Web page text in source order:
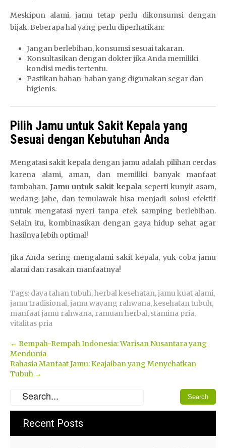
Meskipun alami, jamu tetap perlu dikonsumsi dengan
bijak. Beberapa hal yang perlu diperhatikan:
Jangan berlebihan, konsumsi sesuai takaran.
Konsultasikan dengan dokter jika Anda memiliki
kondisi medis tertentu.
Pastikan bahan-bahan yang digunakan segar dan
higienis.
Pilih Jamu untuk Sakit Kepala yang
Sesuai dengan Kebutuhan Anda
Mengatasi sakit kepala dengan jamu adalah pilihan cerdas
karena alami, aman, dan memiliki banyak manfaat
tambahan. Jamu untuk sakit kepalaseperti kunyit asam,
wedang jahe, dan temulawak bisa menjadi solusi efektif
untuk mengatasi nyeri tanpa efek samping berlebihan.
Selain itu, kombinasikan dengan gaya hidup sehat agar
hasilnya lebih optimal!
Jika Anda sering mengalami sakit kepala, yuk coba jamu
alami dan rasakan manfaatnya!
Tags: daya tahan tubuh,herbal kesehatan,jamu kuat alami,
jamu tradisional,jamu wayang rahwana,kesehatan tubuh,
manfaat jamu rahwana, ramuan herbal, stamina pria,
vitalitas pria
Post
navigation
← Rempah-Rempah Indonesia: Warisan Nusantara yang
Mendunia
Rahasia Manfaat Jamu: Keajaiban yang Menyehatkan
Tubuh →
Recent Posts